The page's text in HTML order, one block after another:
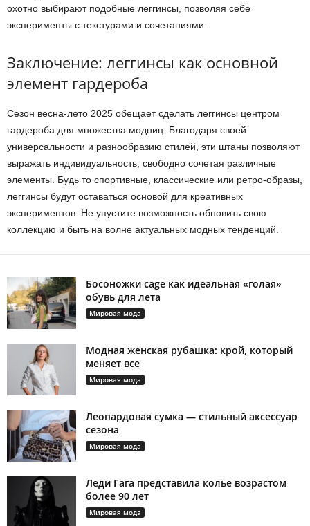
охотно выбирают подобные леггинсы, позволяя себе
эксперименты с текстурами и сочетаниями.
Заключение: леггинсы как основной
элемент гардероба
Сезон весна-лето 2025 обещает сделать леггинсы центром
гардероба для множества модниц. Благодаря своей
универсальности и разнообразию стилей, эти штаны позволяют
выражать индивидуальность, свободно сочетая различные
элементы. Будь то спортивные, классические или ретро-образы,
леггинсы будут оставаться основой для креативных
экспериментов. Не упустите возможность обновить свою
коллекцию и быть на волне актуальных модных тенденций.
Босоножки cage как идеальная «голая»
обувь для лета
Мировая мода
Модная женская рубашка: крой, который
меняет все
Мировая мода
Леопардовая сумка — стильный аксессуар
сезона
Мировая мода
Леди Гага представила колье возрастом
более 90 лет
Мировая мода